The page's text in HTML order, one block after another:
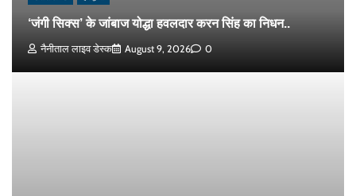
‘जंगी सिक्स’ के जांबाज योद्धा हवलदार करन सिंह का निधन..
नैनीताल लाइव डेस्क August 9, 2026 0